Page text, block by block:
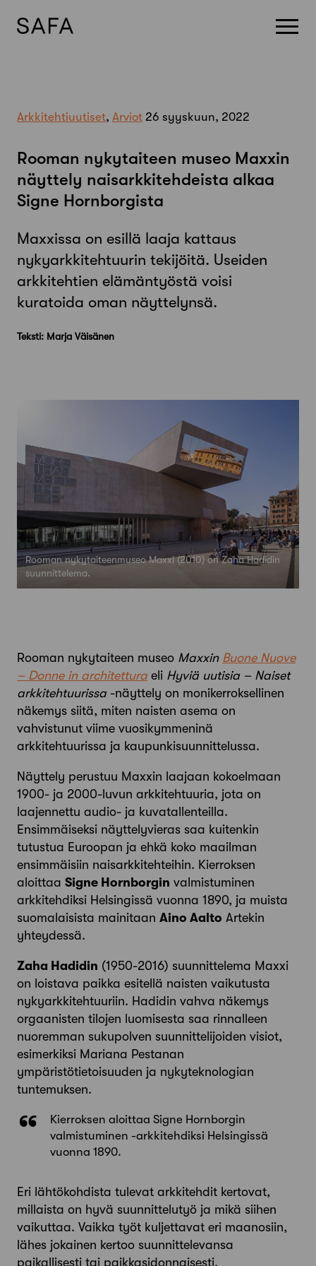
Arkkitehtiuutiset, Arviot 26 syyskuun, 2022
Rooman nykytaiteen museo Maxxin
näyttely naisarkkitehdeista alkaa
Signe Hornborgista
Maxxissa on esillä laaja kattaus
nykyarkkitehtuurin tekijöitä. Useiden
arkkitehtien elämäntyöstä voisi
kuratoida oman näyttelynsä.
Teksti: Marja Väisänen
Rooman nykytaiteenmuseo Maxxi (2010) on Zaha Hadidin
suunnittelema.
Rooman nykytaiteen museo Maxxin Buone Nuove
– Donne in architettura eli Hyviä uutisia – Naiset
arkkitehtuurissa -näyttely on monikerroksellinen
näkemys siitä, miten naisten asema on
vahvistunut viime vuosikymmeninä
arkkitehtuurissa ja kaupunkisuunnittelussa.
Näyttely perustuu Maxxin laajaan kokoelmaan
1900- ja 2000-luvun arkkitehtuuria, jota on
laajennettu audio- ja kuvatallenteilla.
Ensimmäiseksi näyttelyvieras saa kuitenkin
tutustua Euroopan ja ehkä koko maailman
ensimmäisiin naisarkkitehteihin. Kierroksen
aloittaa Signe Hornborgin valmistuminen
arkkitehdiksi Helsingissä vuonna 1890, ja muista
suomalaisista mainitaan Aino Aalto Artekin
yhteydessä.
Zaha Hadidin (1950-2016) suunnittelema Maxxi
on loistava paikka esitellä naisten vaikutusta
nykyarkkitehtuuriin. Hadidin vahva näkemys
orgaanisten tilojen luomisesta saa rinnalleen
nuoremman sukupolven suunnittelijoiden visiot,
esimerkiksi Mariana Pestanan
ympäristötietoisuuden ja nykyteknologian
tuntemuksen.
Kierroksen aloittaa Signe Hornborgin
valmistuminen -arkkitehdiksi Helsingissä
vuonna 1890.
Eri lähtökohdista tulevat arkkitehdit kertovat,
millaista on hyvä suunnittelutyö ja mikä siihen
vaikuttaa. Vaikka työt kuljettavat eri maanosiin,
lähes jokainen kertoo suunnittelevansa
paikallisesti tai paikkasidonnaisesti.